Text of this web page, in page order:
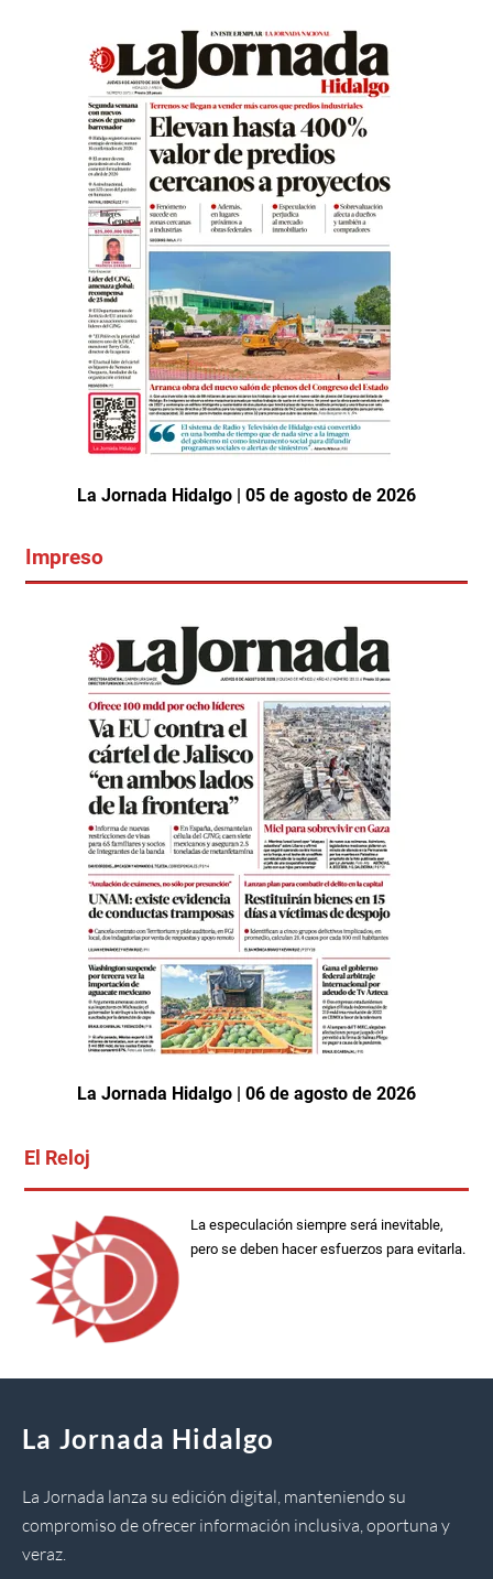
La Jornada Hidalgo | 05 de agosto de 2026
Impreso
La Jornada Hidalgo | 06 de agosto de 2026
El Reloj
La especulación siempre será inevitable,
pero se deben hacer esfuerzos para evitarla.
La Jornada Hidalgo
La Jornada lanza su edición digital, manteniendo su
compromiso de ofrecer información inclusiva, oportuna y
veraz.